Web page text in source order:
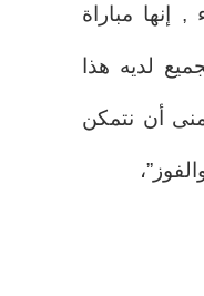
إنها مباراة
لديه هذا
أن نتمكن